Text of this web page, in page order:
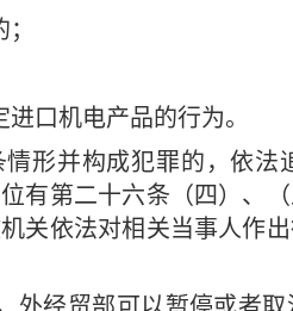
的；
定进口机电产品的行为。
形并构成犯罪的，依
有第二十六条（四）、
关依法对相关当事人作